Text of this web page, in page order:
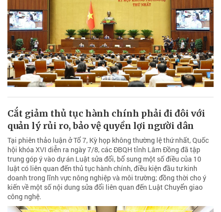
Cắt giảm thủ tục hành chính phải đi đôi với
quản lý rủi ro, bảo vệ quyền lợi người dân
Tại phiên thảo luận ở Tổ 7, Kỳ họp không thường lệ thứ nhất, Quốc
hội khóa XVI diễn ra ngày 7/8, các ĐBQH tỉnh Lâm Đồng đã tập
trung góp ý vào dự án Luật sửa đổi, bổ sung một số điều của 10
luật có liên quan đến thủ tục hành chính, điều kiện đầu tư kinh
doanh trong lĩnh vực nông nghiệp và môi trường; đồng thời cho ý
kiến về một số nội dung sửa đổi liên quan đến Luật Chuyển giao
công nghệ.